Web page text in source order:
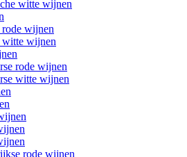
witte wijnen
wijnen
witte wijnen
rode wijnen
witte wijnen
rode wijnen